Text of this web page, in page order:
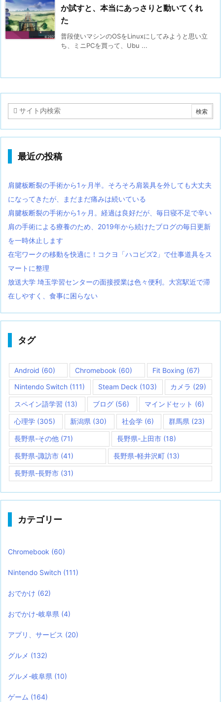
か試すと、本当にあっさりと動いてくれ
た
普段使いマシンのOSをLinuxにしてみようと思い立
ち、ミニPCを買って、Ubu ...
最近の投稿
肩腱板断裂の手術から1ヶ月半。そろそろ肩装具を外しても大丈夫
になってきたが、まだまだ痛みは続いている
肩腱板断裂の手術から1ヶ月。経過は良好だが、毎日寝不足で辛い
肩の手術による療養のため、2019年から続けたブログの毎日更新
を一時休止します
在宅ワークの移動を快適に！コクヨ「ハコビズ2」で仕事道具をス
マートに整理
放送大学 埼玉学習センターの面接授業は色々便利。大宮駅近で滞
在しやすく、食事に困らない
タグ
Android (60) Chromebook (60) Fit Boxing (67)
Nintendo Switch (111) Steam Deck (103) カメラ (29)
スペイン語学習 (13) ブログ (56) マインドセット (6)
心理学 (305) 新潟県 (30) 社会学(6) 群馬県 (23)
長野県-その他 (71) 長野県-上田市(18)
長野県-諏訪市 (41) 長野県-軽井沢町 (13)
長野県-長野市 (31)
カテゴリー
Chromebook (60)
Nintendo Switch (111)
おでかけ (62)
おでかけ-岐阜県 (4)
アプリ、サービス (20)
グルメ (132)
グルメ-岐阜県 (10)
ゲーム (164)